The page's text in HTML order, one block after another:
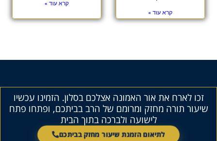
קרא עוד »
קרא עוד »
זכו לארח את אור האמונה אצלכם בסלון. הזמינו עכשיו
שיעור תורה מחזק ומרומם של הרב בביתכם, ופתחו פתח
לישועה ולברכה בתוך הבית
לתיאום הזמנת שיעור מחזק בביתכם